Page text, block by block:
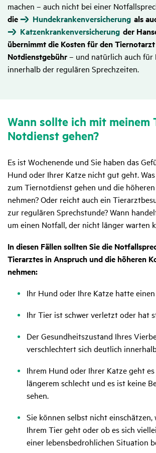
machen – auch nicht bei einer
die
Hundekrankenversicherung als
Katzenkrankenversicherung der
übernimmt die Kosten für den
Notdienstgebühr– und natürlich auch für
innerhalb der regulären Sprechzeiten.
Wann sollte ich mit meinem
Notdienst gehen?
Es ist Wochenende und Sie haben das
Hund oder Ihrer Katze nicht gut geht.
zum Tiernotdienst gehen und die
nehmen? Oder reicht auch ein
zur regulären Sprechstunde? Wann
um einen Notfall, der nicht länger warten
In diesen Fällen sollten Sie die
Tierarztes in Anspruch und die höheren
nehmen:
Ihr Hund oder Ihre Katze hatte
Ihr Tier ist schwer verletzt oder hat
Der Gesundheitszustand Ihres
verschlechtert sich deutlich
Ihrem Hund oder Ihrer Katze geht
längerem schlecht und es ist keine
sehen.
Sie können selbst nicht einschätzen,
Ihrem Tier geht oder ob es sich
einer lebensbedrohlichen Situation